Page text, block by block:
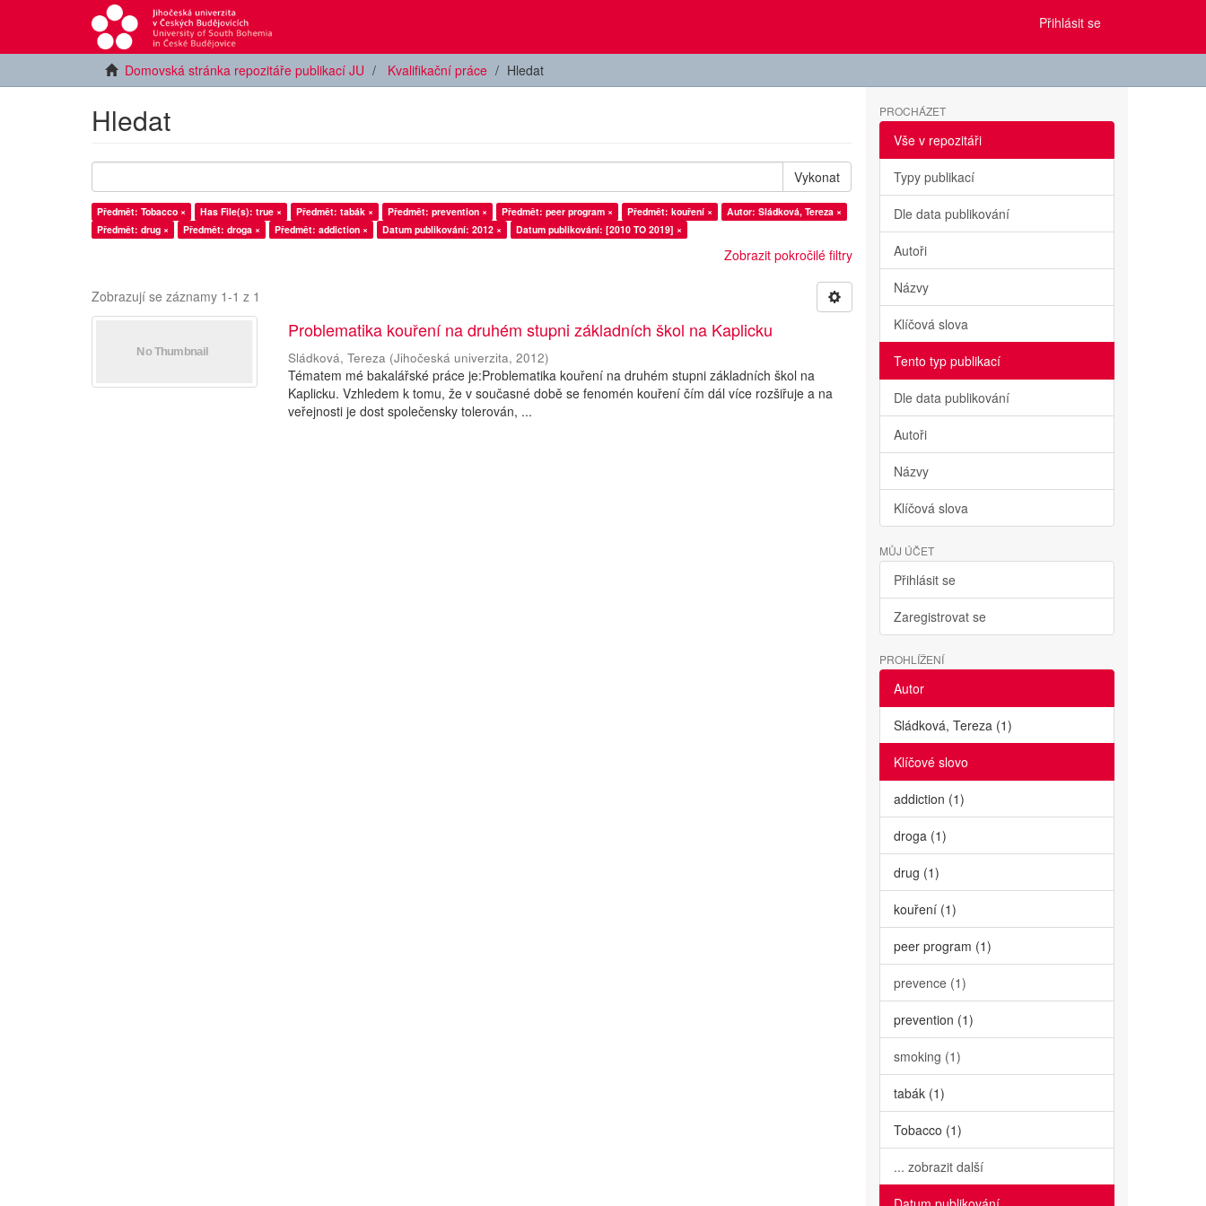
Přihlásit se
Domovská stránka repozitáře publikací JU Kvalifikační práce Hledat
Hledat
Vykonat
Předmět: Tobacco × Has File(s): true × Předmět: tabák × Předmět: prevention × Předmět: peer program × Předmět: kouření ×
Autor: Sládková, Tereza ×
Předmět: drug ×
Předmět: droga × Předmět: addiction × Datum publikování: 2012 × Datum publikování: [2010 TO 2019] ×
Zobrazit pokročilé filtry
Zobrazují se záznamy 1-1 z 1
Problematika kouření na druhém stupni základních škol na Kaplicku
Sládková, Tereza (Jihočeská univerzita,2012)
Tématem mé bakalářské práce je:Problematika kouření na druhém stupni základních škol na
Kaplicku. Vzhledem k tomu, že v současné době se fenomén kouření čím dál více rozšiřuje a na
veřejnosti je dost společensky tolerován, ...
PROCHÁZET
Vše v repozitáři
Typy publikací
Dle data publikování
Autoři
Názvy
Klíčová slova
Tento typ publikací
Dle data publikování
Autoři
Názvy
Klíčová slova
MŮJ ÚČET
Přihlásit se
Zaregistrovat se
PROHLÍŽENÍ
Autor
Sládková, Tereza (1)
Klíčové slovo
addiction (1)
droga (1)
drug (1)
kouření (1)
peer program (1)
prevence (1)
prevention (1)
smoking (1)
tabák (1)
Tobacco (1)
... zobrazit další